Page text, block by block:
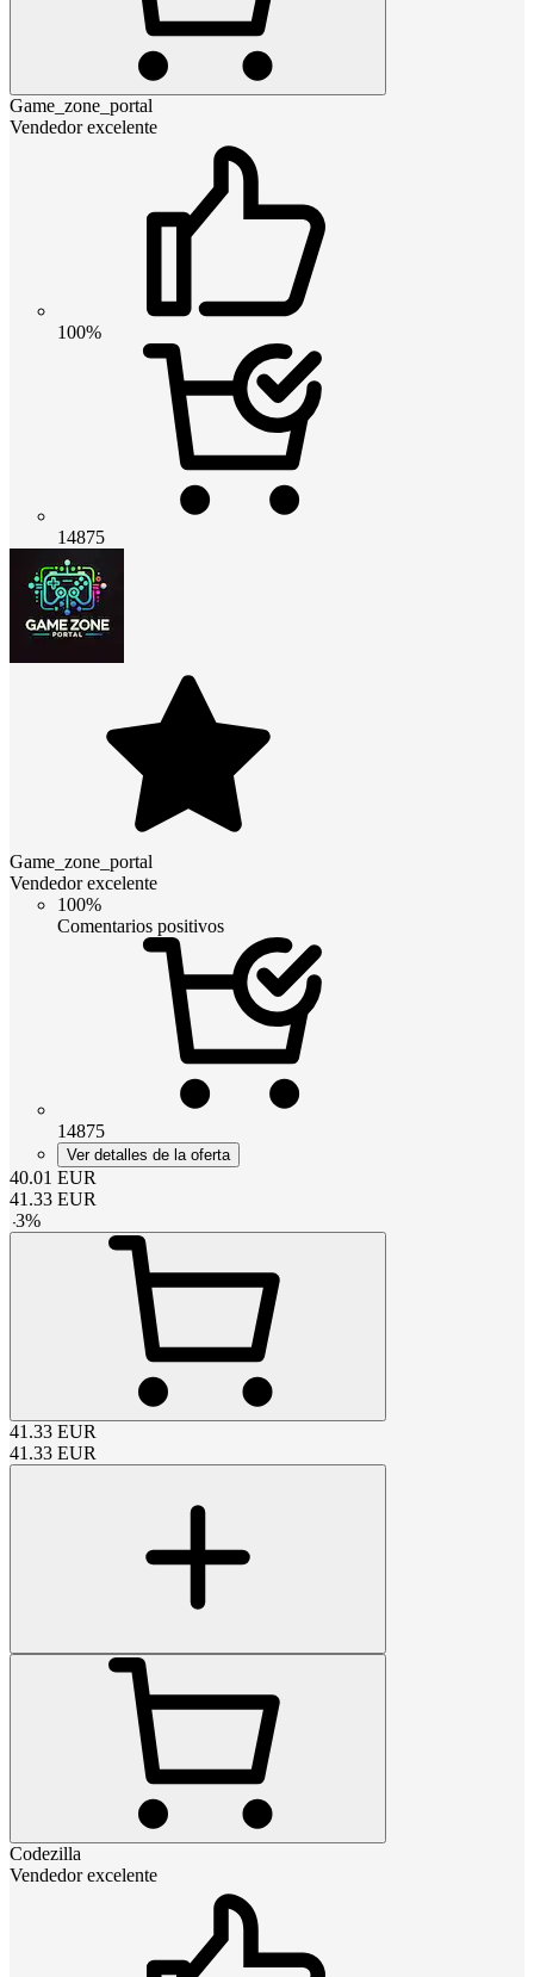
Game_zone_portal
Vendedor excelente
100%
14875
Game_zone_portal
Vendedor excelente
100%
Comentarios positivos
14875
Ver detalles de la oferta
40.01 EUR
41.33 EUR
-3%
41.33 EUR
41.33 EUR
Codezilla
Vendedor excelente